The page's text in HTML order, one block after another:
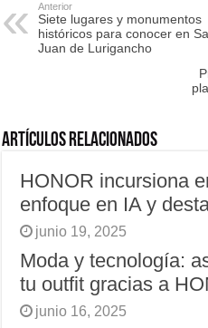
Anterior
Siete lugares y monumentos
históricos para conocer en
Juan de Lurigancho
Artículos relacionados
HONOR incursiona
enfoque en IA y
junio 19, 2025
Moda y tecnología:
tu outfit gracias a
junio 16, 2025